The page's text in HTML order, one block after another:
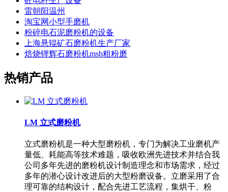
雷朝阳温州
淘宝网小型手磨机
粉碎电石泥磨粉机的设备
上海悬辊矿石磨粉机生产厂家
焙烧锂辉石磨粉机msb粗粉磨
热销产品
LM 立式磨粉机
立式磨粉机是一种大型磨粉机，专门为解决工业磨机产
量低、耗能高等技术难题，吸收欧洲先进技术并结合我
公司多年先进的磨粉机设计制造理念和市场需求，经过
多年的潜心设计改进后的大型粉磨设备。立磨采用了合
理可靠的结构设计，配合先进工艺流程，集烘干、粉